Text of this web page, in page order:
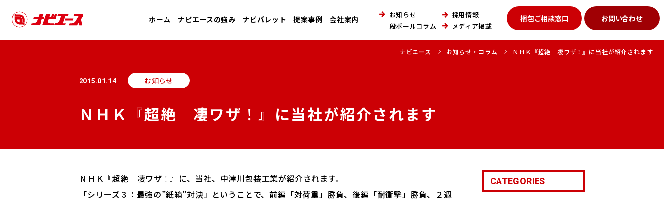
ホーム ナビエースの強み ナビパレット 提案事例 会社案内
お知らせ
段ボールコラム
採用情報
メディア掲載
梱包ご相談窓口 お問い合わせ
ナビエース お知らせ・コラム ＮＨＫ『超絶 凄ワザ！』に当社が紹介されます
2015.01.14 お知らせ
ＮＨＫ『超絶 凄ワザ！』に当社が紹介されます
ＮＨＫ『超絶 凄ワザ！』に、当社、中津川包装工業が紹介されます。
「シリーズ３：最強の”紙箱”対決」ということで、前編「対荷重」勝負、後編「耐衝撃」勝負、２週
CATEGORIES